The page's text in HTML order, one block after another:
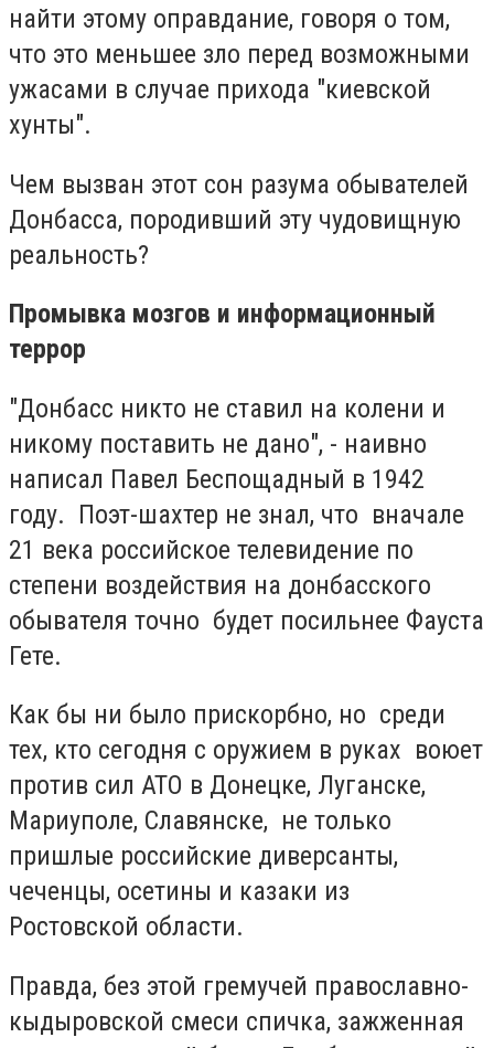
найти этому оправдание, говоря о том,
что это меньшее зло перед возможными
ужасами в случае прихода "киевской
хунты".
Чем вызван этот сон разума обывателей
Донбасса, породивший эту чудовищную
реальность?
Промывка мозгов и информационный
террор
"Донбасс никто не ставил на колени и
никому поставить не дано", - наивно
написал Павел Беспощадный в 1942
году. Поэт-шахтер не знал, что вначале
21 века российское телевидение по
степени воздействия на донбасского
обывателя точно будет посильнее Фауста
Гете.
Как бы ни было прискорбно, но среди
тех, кто сегодня с оружием в руках воюет
против сил АТО в Донецке, Луганске,
Мариуполе, Славянске, не только
пришлые российские диверсанты,
чеченцы, осетины и казаки из
Ростовской области.
Правда, без этой гремучей православно-
кыдыровской смеси спичка, зажженная